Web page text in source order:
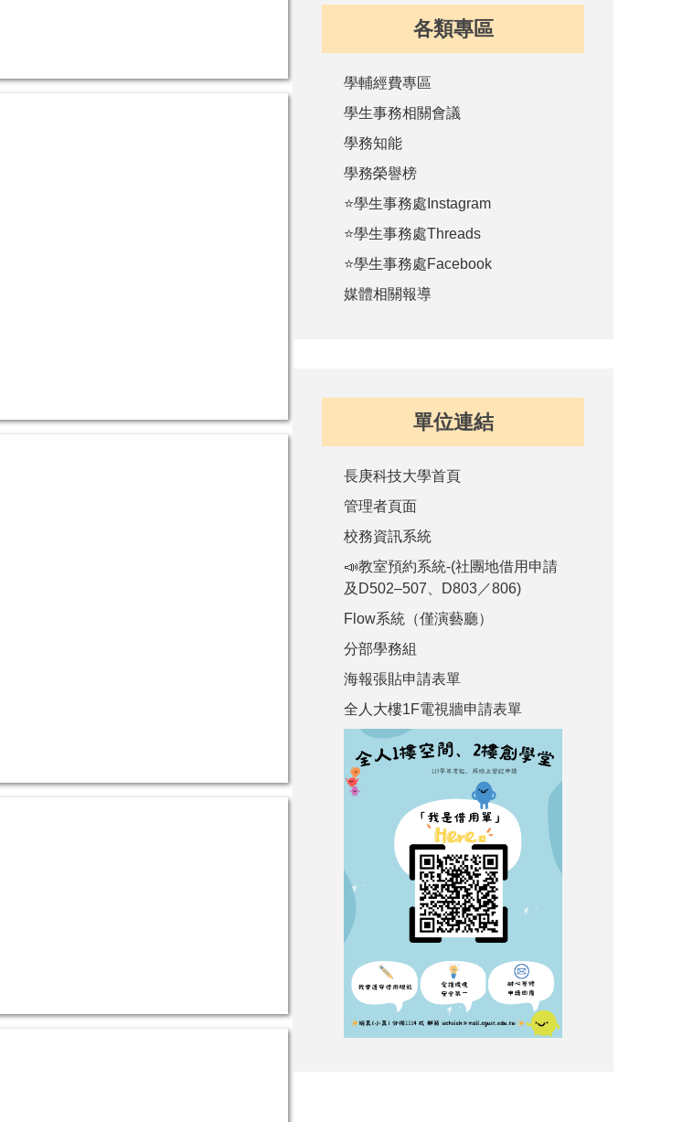
各類專區
學輔經費專區
學生事務相關會議
學務知能
學務榮譽榜
⭐學生事務處Instagram
⭐學生事務處Threads
⭐學生事務處Facebook
媒體相關報導
單位連結
長庚科技大學首頁
管理者頁面
校務資訊系統
📣教室預約系統-(社團地借用申請
及D502–507、D803／806)
Flow系統（僅演藝廳）
分部學務組
海報張貼申請表單
全人大樓1F電視牆申請表單